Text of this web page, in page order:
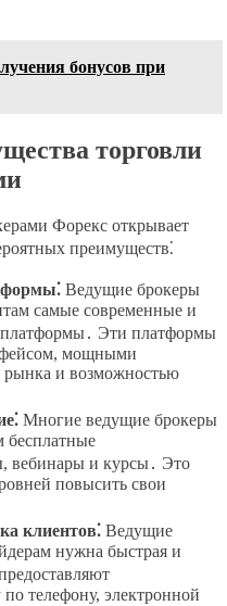
бонусов при
торговли
Форекс открывает
преимуществ⁚
Ведущие брокеры
самые современные и
Эти платформы
мощными
рынка и возможностью
Многие ведущие брокеры
бесплатные
вебинары и курсы․ Это
повысить свои
клиентов⁚ Ведущие
нужна быстрая и
телефону, электронной